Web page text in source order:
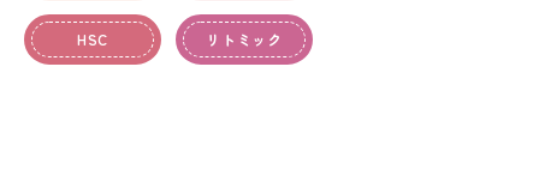
HSC リトミック